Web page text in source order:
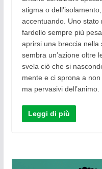
stigma o
accentuando. Uno stato
fardello sempre più
aprirsi una breccia
sembra un’azione oltre
svela ciò che si
mente e ci sprona a
ma pervasivi dell’animo.
Leggi di più